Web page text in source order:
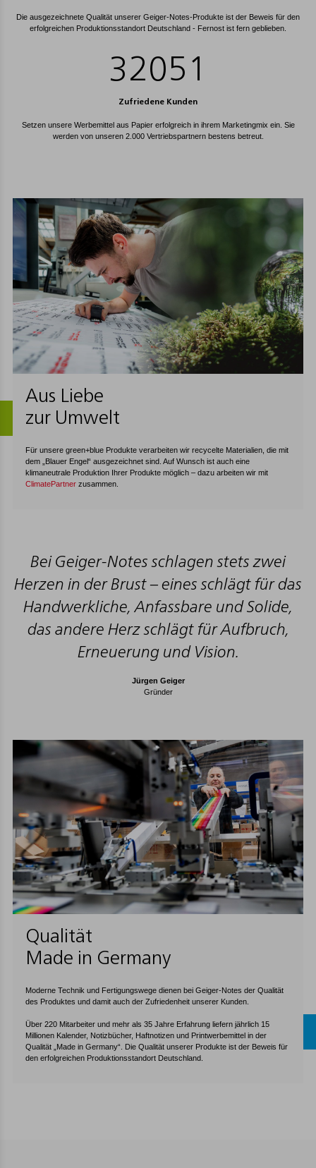
Die ausgezeichnete Qualität unserer Geiger-Notes-Produkte ist der Beweis für den
erfolgreichen Produktions­standort Deutschland - Fernost ist fern geblieben.
35000
Zufriedene Kunden
Setzen unsere Werbemittel aus Papier erfolgreich in ihrem Marketingmix ein. Sie
werden von unseren 2.000 Vertriebspartnern bestens betreut.
Aus Liebe
zur Umwelt
Für unsere green+blue Produkte verarbeiten wir recycelte Materialien, die mit
dem „Blauer Engel“ ausgezeichnet sind. Auf Wunsch ist auch eine
klimaneutrale Produktion Ihrer Produkte möglich – dazu arbeiten wir mit
ClimatePartner zusammen.
Bei Geiger-Notes schlagen stets zwei
Herzen in der Brust – eines schlägt für das
Handwerkliche, Anfassbare und Solide,
das andere Herz schlägt für Aufbruch,
Erneuerung und Vision.
Jürgen Geiger
Gründer
Qualität
Made in Germany
Moderne Technik und Fertigungswege dienen bei Geiger-Notes der Qualität
des Produktes und damit auch der Zufriedenheit unserer Kunden.
Über 220 Mitarbeiter und mehr als 35 Jahre Erfahrung liefern jährlich 15
Millionen Kalender, Notizbücher, Haftnotizen und Printwerbemittel in der
Qualität „Made in Germany“. Die Qualität unserer Produkte ist der Beweis für
den erfolgreichen Produktionsstandort Deutschland.